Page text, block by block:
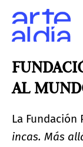
AL
La Fundación
incas. Más